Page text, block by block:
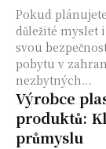
Pokud
důležité myslet
svou
pobytu v
nezbytných...
Výrobce
produktů:
průmyslu